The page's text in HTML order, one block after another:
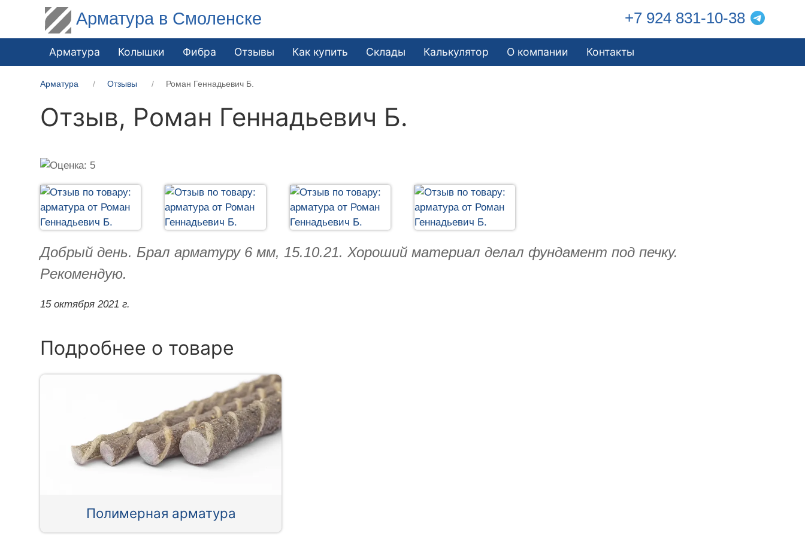
Арматура в Смоленске +7 924 831-10-38
Арматура Колышки Фибра Отзывы Как купить Склады Калькулятор О компании Контакты
Арматура Отзывы Роман Геннадьевич Б.
Отзыв, Роман Геннадьевич Б.
Добрый день. Брал арматуру 6 мм, 15.10.21. Хороший материал делал фундамент под печку.
Рекомендую.
15 октября 2021 г.
Подробнее о товаре
Полимерная арматура